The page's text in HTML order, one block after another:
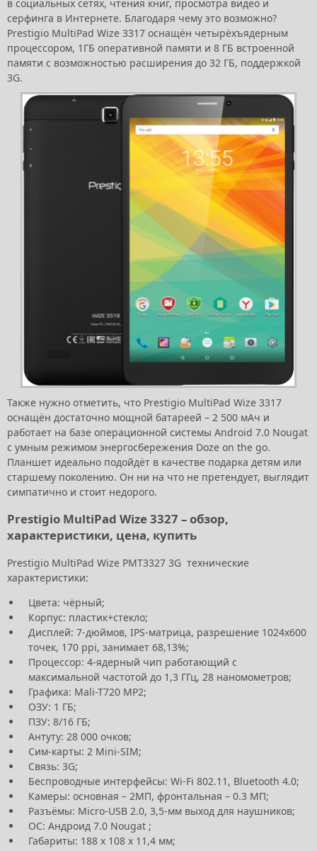
в социальных сетях, чтения книг, просмотра видео и
серфинга в Интернете. Благодаря чему это возможно?
Prestigio MultiPad Wize 3317 оснащён четырёхъядерным
процессором, 1ГБ оперативной памяти и 8 ГБ встроенной
памяти с возможностью расширения до 32 ГБ, поддержкой
3G.
Также нужно отметить, что Prestigio MultiPad Wize 3317
оснащён достаточно мощной батареей – 2 500 мАч и
работает на базе операционной системы Android 7.0 Nougat
с умным режимом энергосбережения Doze on the go.
Планшет идеально подойдёт в качестве подарка детям или
старшему поколению. Он ни на что не претендует, выглядит
симпатично и стоит недорого.
Prestigio MultiPad Wize 3327 – обзор,
характеристики, цена, купить
Prestigio MultiPad Wize PMT3327 3G технические
характеристики:
Цвета: чёрный;
Корпус: пластик+стекло;
Дисплей: 7-дюймов, IPS-матрица, разрешение 1024х600
точек, 170 ppi, занимает 68,13%;
Процессор: 4-ядерный чип работающий с
максимальной частотой до 1,3 ГГц, 28 наномометров;
Графика: Mali-T720 MP2;
ОЗУ: 1 ГБ;
ПЗУ: 8/16 ГБ;
Антуту: 28 000 очков;
Сим-карты: 2 Mini-SIM;
Связь: 3G;
Беспроводные интерфейсы: Wi-Fi 802.11, Bluetooth 4.0;
Камеры: основная – 2МП, фронтальная – 0.3 МП;
Разъёмы: Micro-USB 2.0, 3,5-мм выход для наушников;
ОС: Андроид 7.0 Nougat ;
Габариты: 188 х 108 х 11,4 мм;